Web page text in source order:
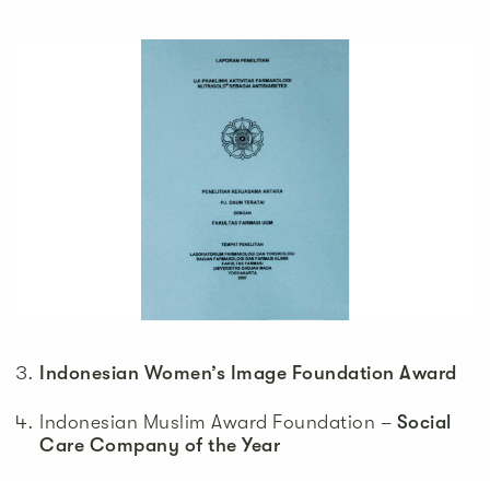
Indonesian Women’s Image Foundation Award
Indonesian Muslim Award Foundation – Social
Care Company of the Year